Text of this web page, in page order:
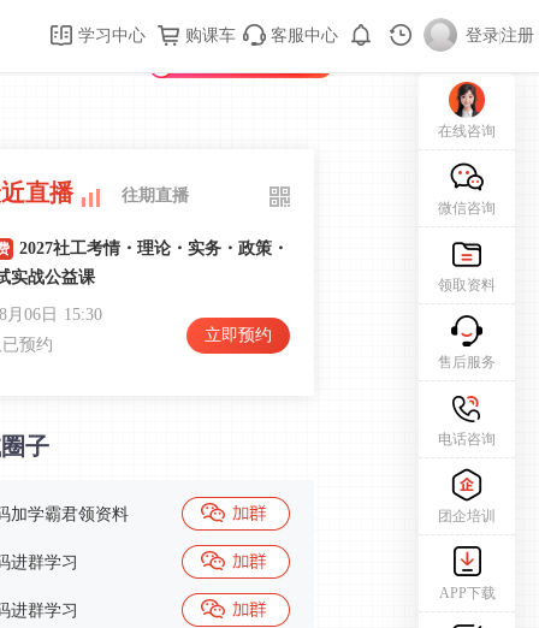
购课车 登录/注册
学习中心 购课车 客服中心 登录|注册
直播 往期直播
2027社工考情・理论・实务・政策・
实战公益课
月06日
15:30
预约
立即预约
08月13日
子
加学霸君领资料
进群学习
进群学习
在线咨询
微信咨询
领取资料
售后服务
电话咨询
团企培训
APP下载